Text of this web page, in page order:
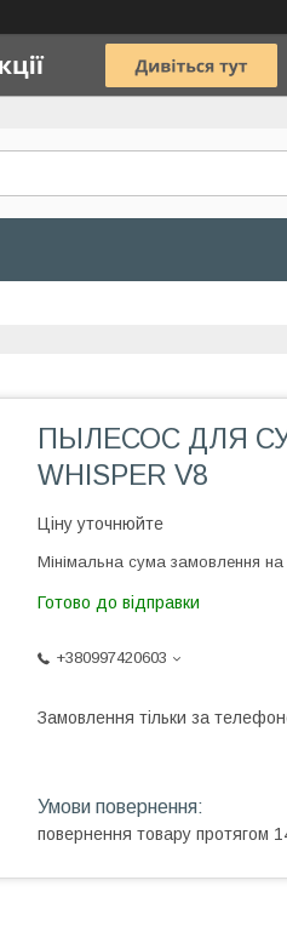
ПЫЛЕСОС ДЛЯ
WHISPER V8
Ціну уточнюйте
Мінімальна сума замовлення
Готово до відправки
+380997420603
Замовлення тільки за
повернення товару протягом